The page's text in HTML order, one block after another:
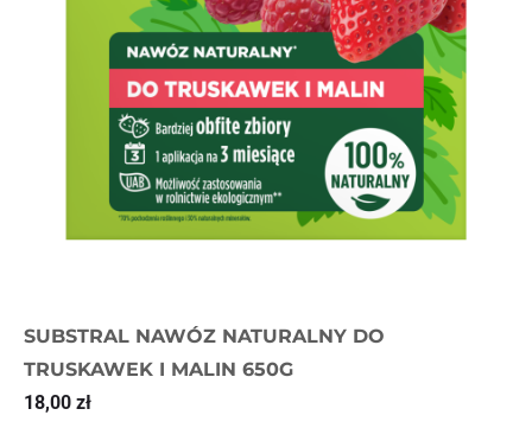
SUBSTRAL NAWÓZ NATURALNY DO
TRUSKAWEK I MALIN 650G
18,00 zł